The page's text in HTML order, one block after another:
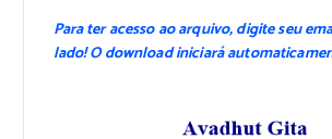
Para ter acesso ao arquivo, digite seu
lado! O download iniciará